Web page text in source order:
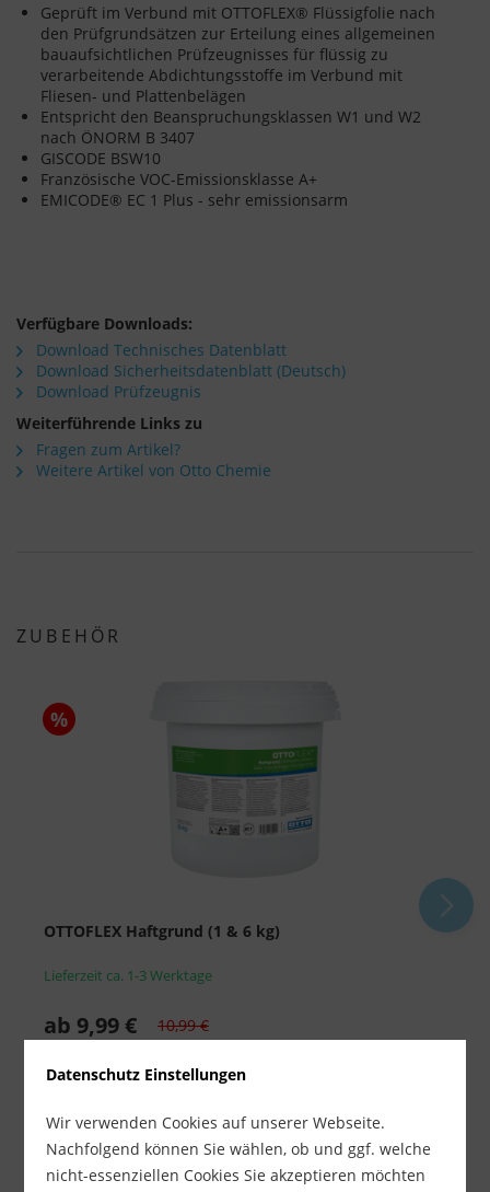
Geprüft im Verbund mit OTTOFLEX® Flüssigfolie nach
den Prüfgrundsätzen zur Erteilung eines allgemeinen
bauaufsichtlichen Prüfzeugnisses für flüssig zu
verarbeitende Abdichtungsstoffe im Verbund mit
Fliesen- und Plattenbelägen
Entspricht den Beanspruchungsklassen W1 und W2
nach ÖNORM B 3407
GISCODE BSW10
Französische VOC-Emissionsklasse A+
EMICODE® EC 1 Plus - sehr emissionsarm
Verfügbare Downloads:
Download Technisches Datenblatt
Download Sicherheitsdatenblatt (Deutsch)
Download Prüfzeugnis
Weiterführende Links zu
Fragen zum Artikel?
Weitere Artikel von Otto Chemie
ZUBEHÖR
%
OTTOFLEX Haftgrund (1 & 6 kg)
Lieferzeit ca. 1-3 Werktage
ab 9,99 € 10,99 €
Datenschutz Einstellungen
Wir verwenden Cookies auf unserer Webseite.
Nachfolgend können Sie wählen, ob und ggf. welche
nicht-essenziellen Cookies Sie akzeptieren möchten